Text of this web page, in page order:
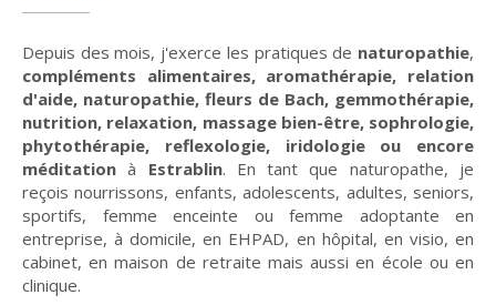
Depuis des mois, j'exerce les pratiques de naturopathie,
compléments alimentaires, aromathérapie, relation
d'aide, naturopathie, fleurs de Bach, gemmothérapie,
nutrition, relaxation, massage bien-être, sophrologie,
phytothérapie, reflexologie, iridologie ou encore
méditation à Estrablin. En tant que naturopathe, je
reçois nourrissons, enfants, adolescents, adultes, seniors,
sportifs, femme enceinte ou femme adoptante en
entreprise, à domicile, en EHPAD, en hôpital, en visio, en
cabinet, en maison de retraite mais aussi en école ou en
clinique.